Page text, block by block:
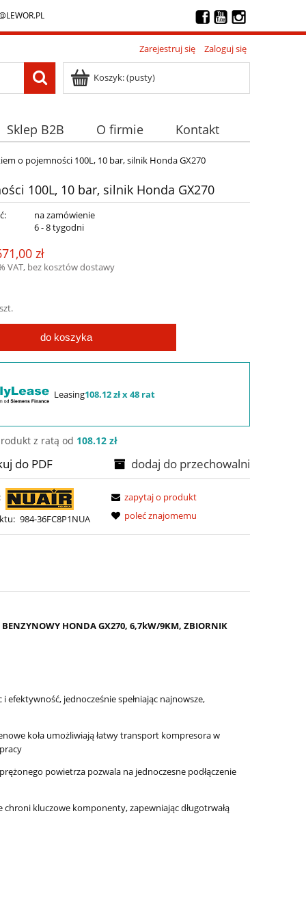
Zarejestruj się Zaloguj się
Koszyk:(pusty)
Sklep B2B O firmie Kontakt
o pojemności 100L, 10 bar, silnik Honda GX270
100L, 10 bar, silnik Honda GX270
na zamówienie
6 - 8 tygodni
zł
VAT, bez kosztów dostawy
szt.
do koszyka
Leasing108.12 zł x 48 rat
z ratą od 108.12 zł
dodaj do przechowalni
do PDF
984-36FC8P1NUA
zapytaj o produkt
poleć znajomemu
BENZYNOWY HONDA GX270, 6,7kW/9KM, ZBIORNIK
jednocześnie spełniając najnowsze,
koła umożliwiają łatwy transport kompresora w
powietrza pozwala na jednoczesne podłączenie
kluczowe komponenty, zapewniając długotrwałą